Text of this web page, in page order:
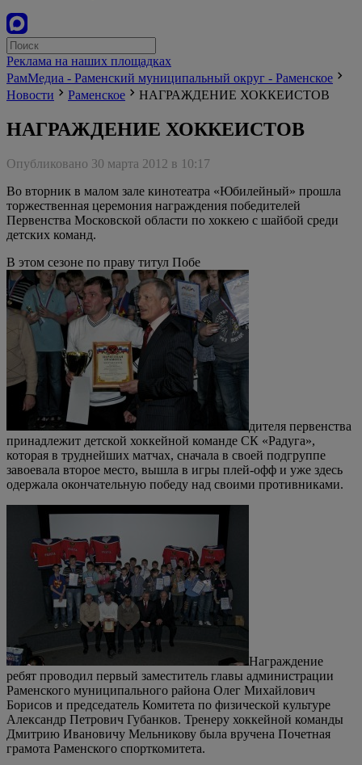
Реклама на наших площадках
РамМедиа - Раменский муниципальный округ - Раменское
Новости
Раменское НАГРАЖДЕНИЕ ХОККЕИСТОВ
НАГРАЖДЕНИЕ ХОККЕИСТОВ
Опубликовано 30 марта 2012 в 10:17
Во вторник в малом зале кинотеатра «Юбилейный» прошла
торжественная церемония награждения победителей
Первенства Московской области по хоккею с шайбой среди
детских команд.
В этом сезоне по праву титул Побе
дителя первенства
принадлежит детской хоккейной команде СК «Радуга»,
которая в труднейших матчах, сначала в своей подгруппе
завоевала второе место, вышла в игры плей-офф и уже здесь
одержала окончательную победу над своими противниками.
Награждение
ребят проводил первый заместитель главы администрации
Раменского муниципального района Олег Михайлович
Борисов и председатель Комитета по физической культуре
Александр Петрович Губанков. Тренеру хоккейной команды
Дмитрию Ивановичу Мельникову была вручена Почетная
грамота Раменского спорткомитета.